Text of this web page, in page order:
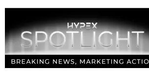
Skip
content